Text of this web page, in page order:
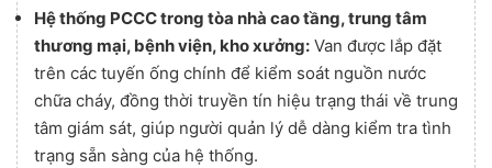
Hệ thống PCCC trong tòa nhà cao tầng, trung tâm
thương mại, bệnh viện, kho xưởng: Van được lắp đặt
trên các tuyến ống chính để kiểm soát nguồn nước
chữa cháy, đồng thời truyền tín hiệu trạng thái về trung
tâm giám sát, giúp người quản lý dễ dàng kiểm tra tình
trạng sẵn sàng của hệ thống.